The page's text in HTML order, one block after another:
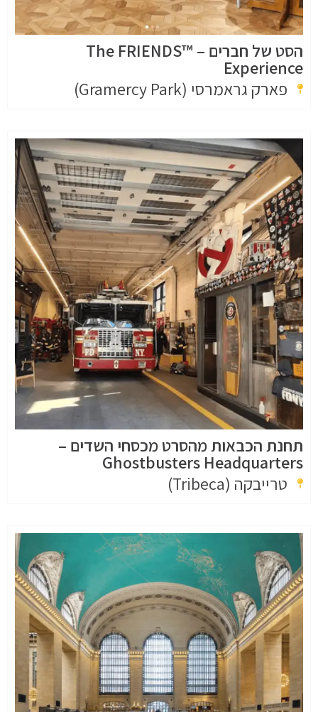
הסט של חברים – The FRIENDS™
Experience
פארק גראמרסי (Gramercy Park)
תחנת הכבאות מהסרט מכסחי השדים –
Ghostbusters Headquarters
טרייבקה (Tribeca)